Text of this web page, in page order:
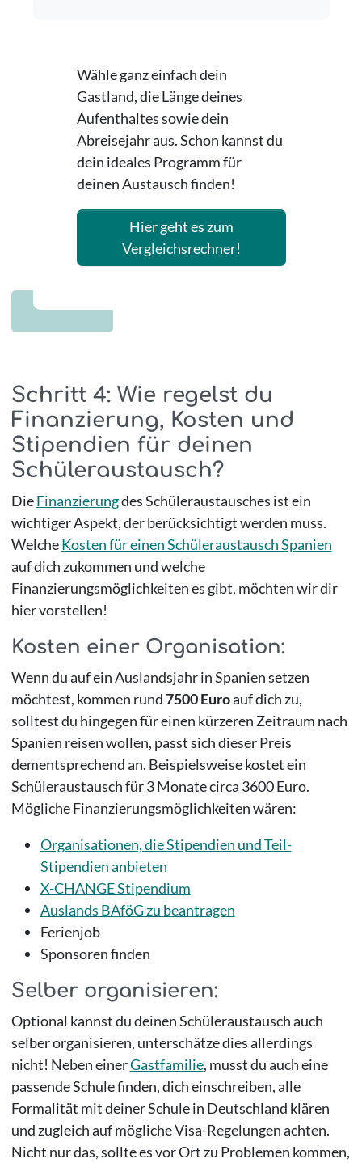
Wähle ganz einfach dein
Gastland, die Länge deines
Aufenthaltes sowie dein
Abreisejahr aus. Schon kannst du
dein ideales Programm für
deinen Austausch finden!
Hier geht es zum
Vergleichsrechner!
Schritt 4: Wie regelst du
Finanzierung, Kosten und
Stipendien für deinen
Schüleraustausch?
DieFinanzierungdes Schüleraustausches ist ein
wichtiger Aspekt, der berücksichtigt werden muss.
WelcheKosten für einen Schüleraustausch Spanien
auf dich zukommen und welche
Finanzierungsmöglichkeiten es gibt, möchten wir dir
hier vorstellen!
Kosten einer Organisation:
Wenn du auf ein Auslandsjahr in Spanien setzen
möchtest, kommen rund7500 Euroauf dich zu,
solltest du hingegen für einen kürzeren Zeitraum nach
Spanien reisen wollen, passt sich dieser Preis
dementsprechend an. Beispielsweise kostet ein
Schüleraustausch für 3 Monate circa 3600 Euro.
Mögliche Finanzierungsmöglichkeiten wären:
Organisationen, die Stipendien und Teil-
Stipendien anbieten
X-CHANGE Stipendium
Auslands BAföG zu beantragen
Ferienjob
Sponsoren finden
Selber organisieren:
Optional kannst du deinen Schüleraustausch auch
selber organisieren, unterschätze dies allerdings
nicht! Neben einerGastfamilie, musst du auch eine
passende Schule finden, dich einschreiben, alle
Formalität mit deiner Schule in Deutschland klären
und zugleich auf mögliche Visa-Regelungen achten.
Nicht nur das, sollte es vor Ort zu Problemen kommen,